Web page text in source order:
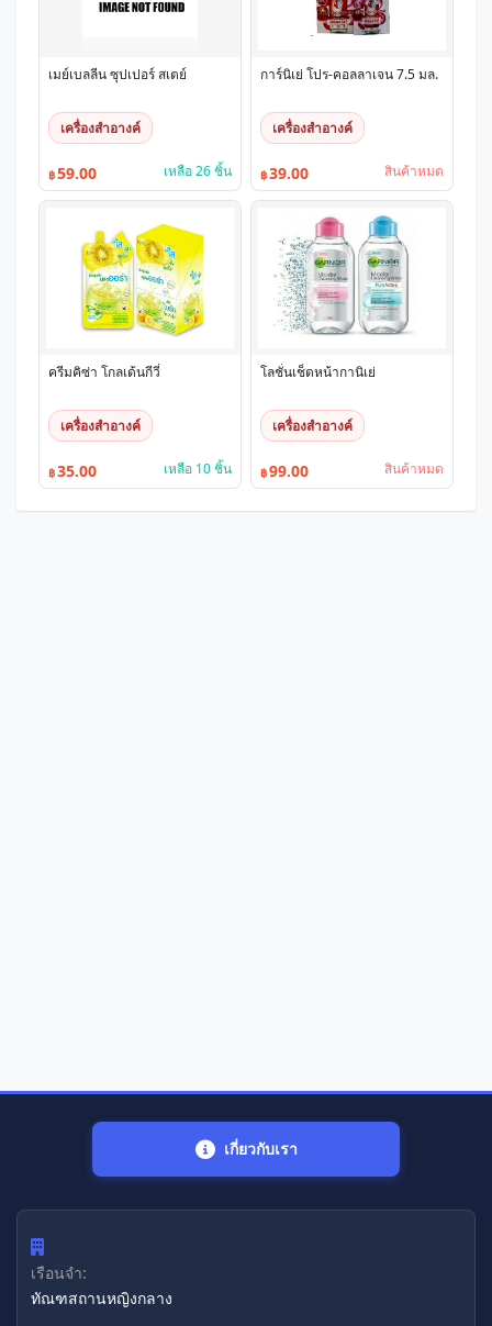
เมย์เบลลีน ซุปเปอร์ สเตย์
เครื่องสำอางค์
฿59.00 เหลือ 26 ชิ้น
การ์นิเย่ โปร-คอลลาเจน 7.5 มล.
เครื่องสำอางค์
฿39.00 สินค้าหมด
ครีมคิซ่า โกลเด้นกีวี่
เครื่องสำอางค์
฿35.00 เหลือ 10 ชิ้น
โลชั่นเช็ดหน้ากานิเย่
เครื่องสำอางค์
฿99.00 สินค้าหมด
เกี่ยวกับเรา
เรือนจำ:
ทัณฑสถานหญิงกลาง